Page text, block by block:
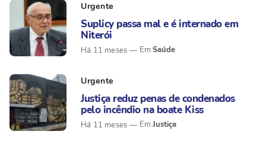
Urgente
Suplicy passa mal e é internado em
Niterói
Há 11 meses Saúde
Urgente
Justiça reduz penas de condenados
pelo incêndio na boate Kiss
Há 11 meses Justiça